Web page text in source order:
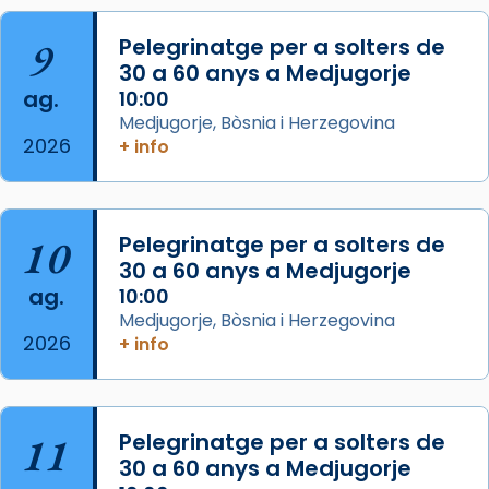
missa d’acció de gràcies en agraïment al
comitè organitzador de la visita apostòlica
del Sant Pare Lleó XIV a Barcelona, i als
col·laboradors, a la Catedral de Barcelona.
Mons. David Abadías.
📸 Dr. G. Simón
Photo
2 weeks ago
Memòria de les santes Juliana i
9
ag.
2026
Pelegrinatge per a solters de
30 a 60 anys a Medjugorje
10:00
Medjugorje, Bòsnia i Herzegovina
+ info
10
ag.
2026
Pelegrinatge per a solters de
30 a 60 anys a Medjugorje
10:00
Medjugorje, Bòsnia i Herzegovina
+ info
11
Pelegrinatge per a solters de
30 a 60 anys a Medjugorje